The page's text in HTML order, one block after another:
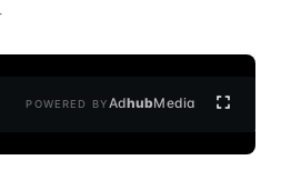
POWERED BYAdhubMedia